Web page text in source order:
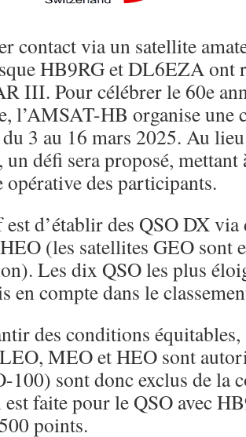
contact via un satellite
HB9RG et DL6EZA ont
III. Pour célébrer le 60e
l’AMSAT-HB organise une
du 3 au 16 mars 2025. Au
un défi sera proposé, mettant
opérative des participants.
d’établir des QSO DX
(les satellites GEO sont
Les dix QSO les plus
en compte dans le
des conditions
MEO et HEO sont
100) sont donc exclus de la
est faite pour le QSO avec
points.